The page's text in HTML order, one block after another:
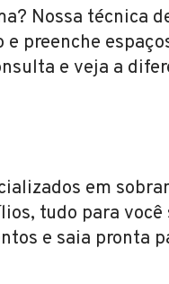
Nossa técnica
preenche
e veja a
em
tudo para você
e saia pronta